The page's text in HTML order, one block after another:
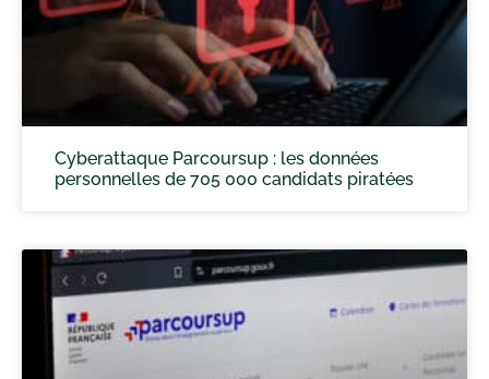
Cyberattaque Parcoursup : les données
personnelles de 705 000 candidats piratées